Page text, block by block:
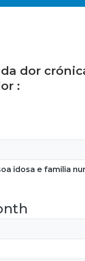
dor
:
idosa e família